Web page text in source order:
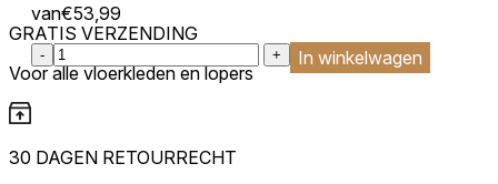
van€53,99
:product_name quantity
- + In winkelwagen
GRATIS VERZENDING
Voor alle vloerkleden en lopers
30 DAGEN RETOURRECHT